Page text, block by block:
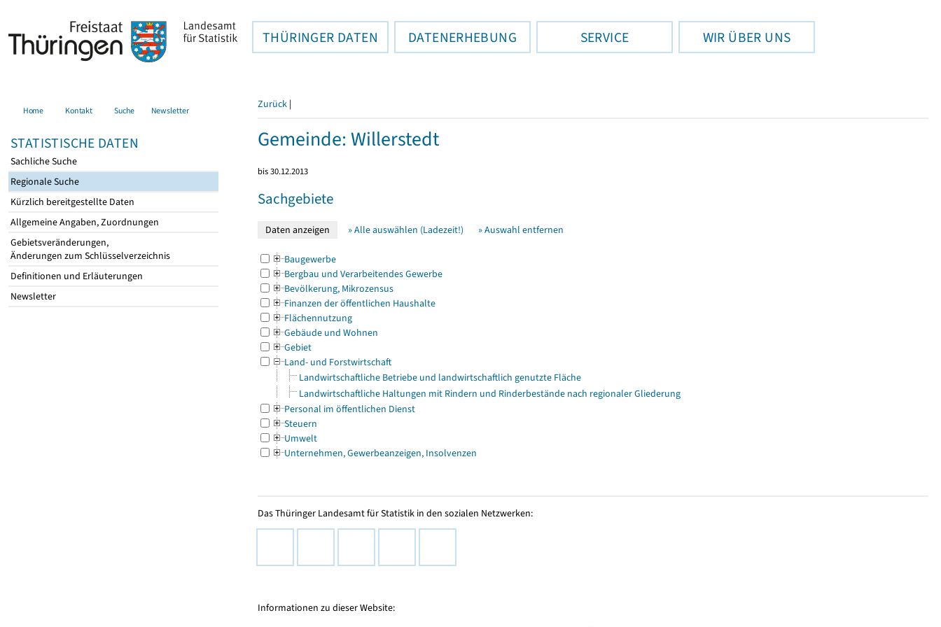
THÜRINGER DATEN DATENERHEBUNG SERVICE WIR ÜBER UNS
Home Kontakt Suche Newsletter
STATISTISCHE DATEN
Sachliche Suche
Regionale Suche
Kürzlich bereitgestellte Daten
Allgemeine Angaben, Zuordnungen
Gebietsveränderungen,
Änderungen zum Schlüsselverzeichnis
Definitionen und Erläuterungen
Newsletter
Zurück |
Gemeinde: Willerstedt
bis 30.12.2013
Sachgebiete
» Alle auswählen (Ladezeit!) » Auswahl entfernen
Baugewerbe
Bergbau und Verarbeitendes Gewerbe
Bevölkerung, Mikrozensus
Finanzen der öffentlichen Haushalte
Flächennutzung
Gebäude und Wohnen
Gebiet
Land- und Forstwirtschaft
Landwirtschaftliche Betriebe und landwirtschaftlich genutzte Fläche
Landwirtschaftliche Haltungen mit Rindern und Rinderbestände nach regionaler Gliederung
Personal im öffentlichen Dienst
Steuern
Umwelt
Unternehmen, Gewerbeanzeigen, Insolvenzen
Das Thüringer Landesamt für Statistik in den sozialen Netzwerken:
Informationen zu dieser Website: